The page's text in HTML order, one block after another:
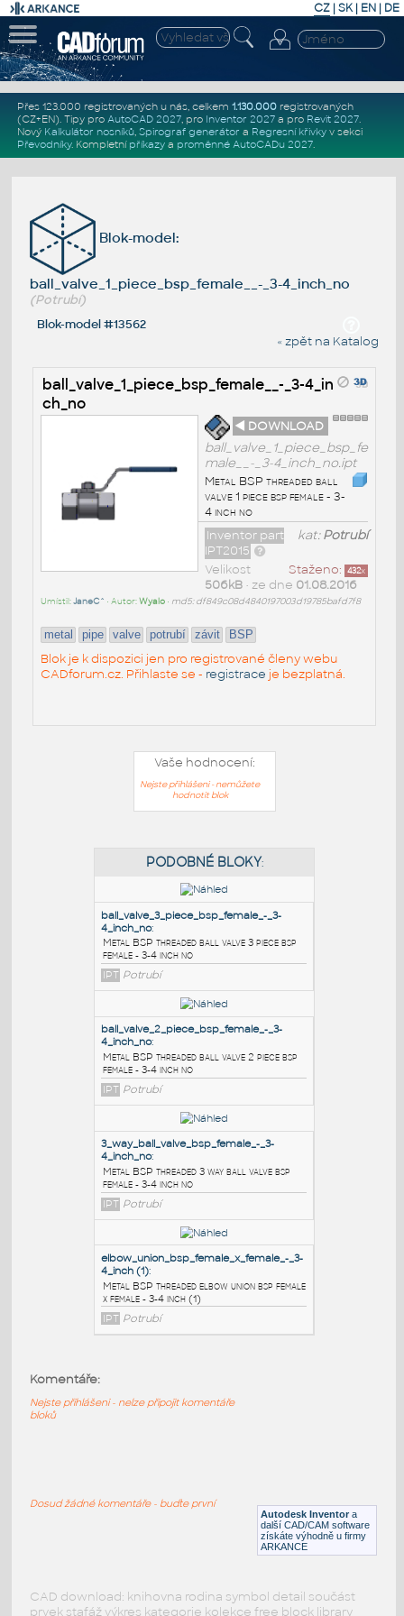
CZ | SK| EN | DE
Přes 123.000 registrovaných u nás, celkem 1.130.000registrovaných
(CZ+EN). Tipy pro AutoCAD 2027, pro Inventor 2027a pro Revit 2027.
Nový Kalkulátor nosníků, Spirograf generátor a Regresní křivkyv sekci
Převodníky. Kompletní příkazya proměnné AutoCADu 2027.
Blok-model:
ball_valve_1_piece_bsp_female__-_3-4_inch_no
(Potrubí)
Blok-model #13562
« zpět na Katalog
ball_valve_1_piece_bsp_female__-_3-4_in
ch_no
◄ DOWNLOAD
ball_valve_1_piece_bsp_fe
male__-_3-4_inch_no.ipt
Metal BSP threaded ball
valve 1 piece bsp female - 3-
4 inch no
kat:Potrubí
Inventor part
IPT2015
Staženo: 432x
Velikost
506kB• ze dne 01.08.2016
Umístil:JaneC^ • Autor:Wyalo• md5: df849c08d4840197003d19785bafd7f8
metal pipe valve potrubí závit BSP
Blok je k dispozici jen pro registrované členy webu
CADforum.cz. Přihlaste se - registrace je bezplatná.
Vaše hodnocení:
Nejste přihlášeni - nemůžete
hodnotit blok
PODOBNÉ BLOKY:
ball_valve_3_piece_bsp_female_-_3-
4_inch_no
Metal BSP threaded ball valve 3 piece bsp
female - 3-4 inch no
IPT Potrubí
ball_valve_2_piece_bsp_female_-_3-
Metal BSP threaded ball valve 2 piece bsp
female - 3-4 inch no
IPT Potrubí
Metal BSP threaded elbow union bsp female
Autodesk Inventor a
další CAD/CAM software
získáte výhodně u firmy
ARKANCE
Komentáře:
Nejste přihlášeni - nelze připojit komentáře
bloků
Dosud žádné komentáře - buďte první
CAD download: knihovna rodina symbol detail součást
prvek stafáž výkres kategorie kolekce free block library